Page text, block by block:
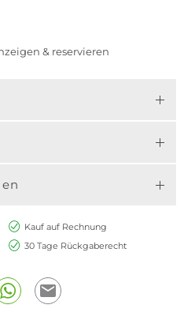
& reservieren
Kauf auf Rechnung
30 Tage Rückgaberecht